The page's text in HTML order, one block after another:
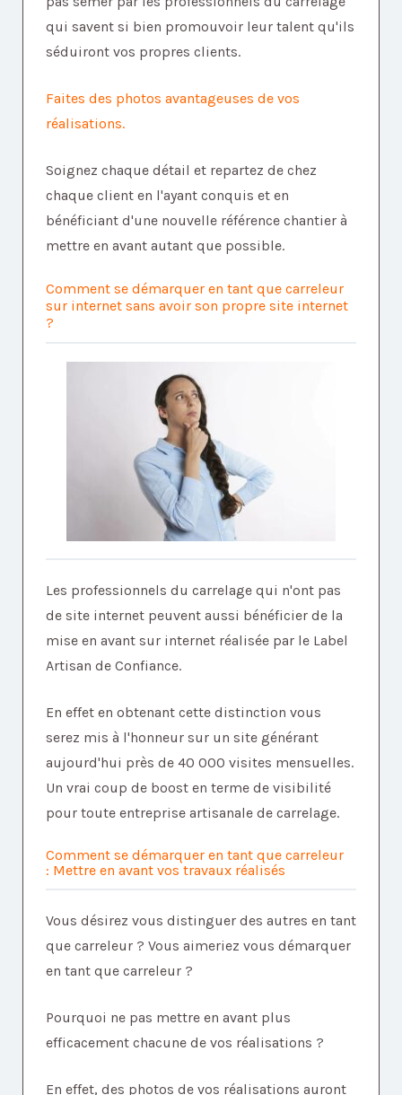
qui savent si bien promouvoir leur talent qu'ils
séduiront vos propres clients.
Faites des photos avantageuses de vos
réalisations.
Soignez chaque détail et repartez de chez
chaque client en l'ayant conquis et en
bénéficiant d'une nouvelle référence chantier à
mettre en avant autant que possible.
Comment se démarquer en tant que carreleur
sur internet sans avoir son propre site internet
?
Les professionnels du carrelage qui n'ont pas
de site internet peuvent aussi bénéficier de la
mise en avant sur internet réalisée par le Label
Artisan de Confiance.
En effet en obtenant cette distinction vous
serez mis à l'honneur sur un site générant
aujourd'hui près de 40 000 visites mensuelles.
Un vrai coup de boost en terme de visibilité
pour toute entreprise artisanale de carrelage.
Comment se démarquer en tant que carreleur
: Mettre en avant vos travaux réalisés
Vous désirez vous distinguer des autres en tant
que carreleur ? Vous aimeriez vous démarquer
en tant que carreleur ?
Pourquoi ne pas mettre en avant plus
efficacement chacune de vos réalisations ?
En effet, des photos de vos réalisations auront